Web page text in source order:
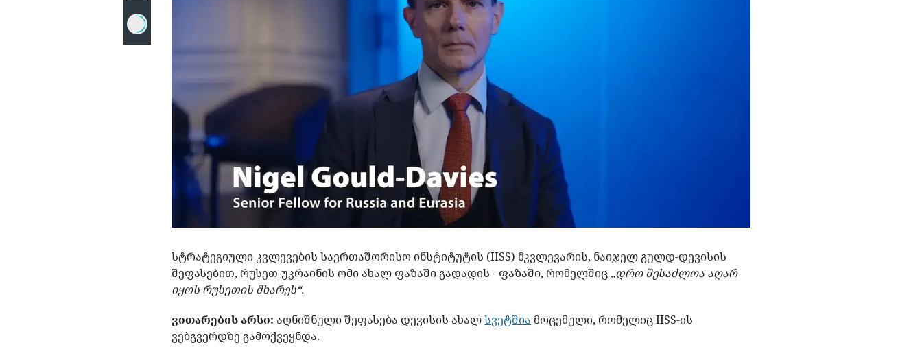
სტრატეგიული კვლევების საერთაშორისო ინსტიტუტის (IISS) მკვლევარის, ნაიჯელ გულდ-დევისის
შეფასებით, რუსეთ-უკრაინის ომი ახალ ფაზაში გადადის - ფაზაში, რომელშიც „დრო შესაძლოა აღარ
იყოს რუსეთის მხარეს“.
ვითარების არსი:აღნიშნული შეფასება დევისის ახალსვეტშია მოცემული, რომელიც IISS-ის
ვებგვერდზე გამოქვეყნდა.